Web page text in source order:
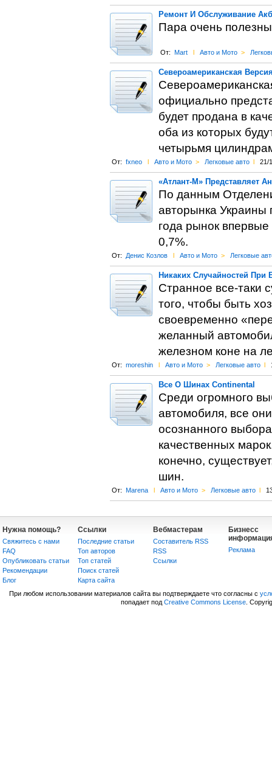
Ремонт И Обслуживание Акб
Пара очень
От: Mart l Авто и Мото >
Североамериканская
официально
будет продана в
оба из которых
четырьмя
От: fxneo l Авто и Мото > Легковые авто l 21/
«Атлант-М» Представляет
По данным
авторынка Украины
года рынок
0,7%.
От: Денис Козлов l Авто и Мото > Легковые
Никаких Случайностей
Странное все-таки
того, чтобы быть
своевременно
желанный
железном коне на
От: moreshin l Авто и Мото > Легковые авто l
Все О Шинах Continental
Среди огромного
автомобиля, все
осознанного
качественных
конечно,
шин.
От: Marena l Авто и Мото > Легковые авто l
Нужна помощь?
Свяжитесь с нами
FAQ
Опубликовать статьи
Рекомендации
Блог
Ссылки
Последние статьи
Топ авторов
Топ статей
Поиск статей
Карта сайта
Вебмастерам
Составитель RSS
RSS
Сcылки
Бизнесс
Реклама
При любом использовании материалов сайта вы подтверждаете что согласны с
попадает под Creative Commons License.